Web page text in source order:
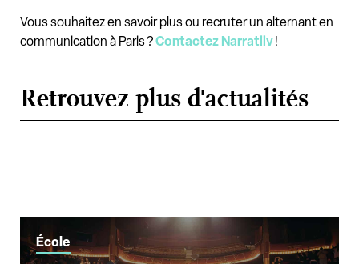
Vous souhaitez en savoir plus ou recruter un alternant en
communication à Paris ?Contactez Narratiiv!
Retrouvez plus d'actualités
École